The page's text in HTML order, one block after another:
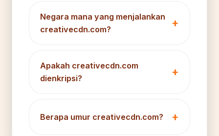
Negara mana yang menjalankan
creativecdn.com?
Apakah creativecdn.com
dienkripsi?
Berapa umur creativecdn.com?